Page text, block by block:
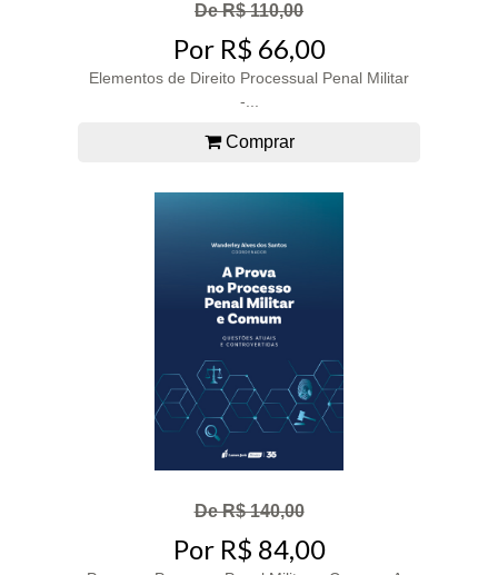
De R$ 110,00
Por R$ 66,00
Elementos de Direito Processual Penal Militar
-...
Comprar
De R$ 140,00
Por R$ 84,00